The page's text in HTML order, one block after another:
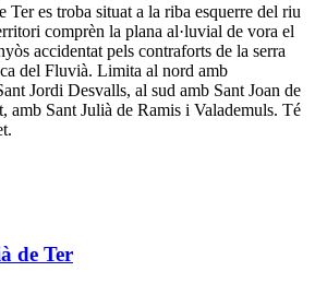
es troba situat a la riba esquerre del riu
comprèn la plana al·luvial de vora el
accidentat pels contraforts de la serra
del Fluvià. Limita al nord amb
Jordi Desvalls, al sud amb Sant Joan de
Sant Julià de Ramis i Valademuls. Té
de Ter